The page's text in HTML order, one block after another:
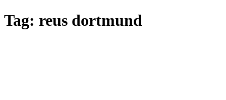
Tag: reus dortmund